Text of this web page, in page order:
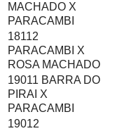
MACHADO X
PARACAMBI
18112
PARACAMBI X
ROSA MACHADO
19011 BARRA DO
PIRAI X
PARACAMBI
19012